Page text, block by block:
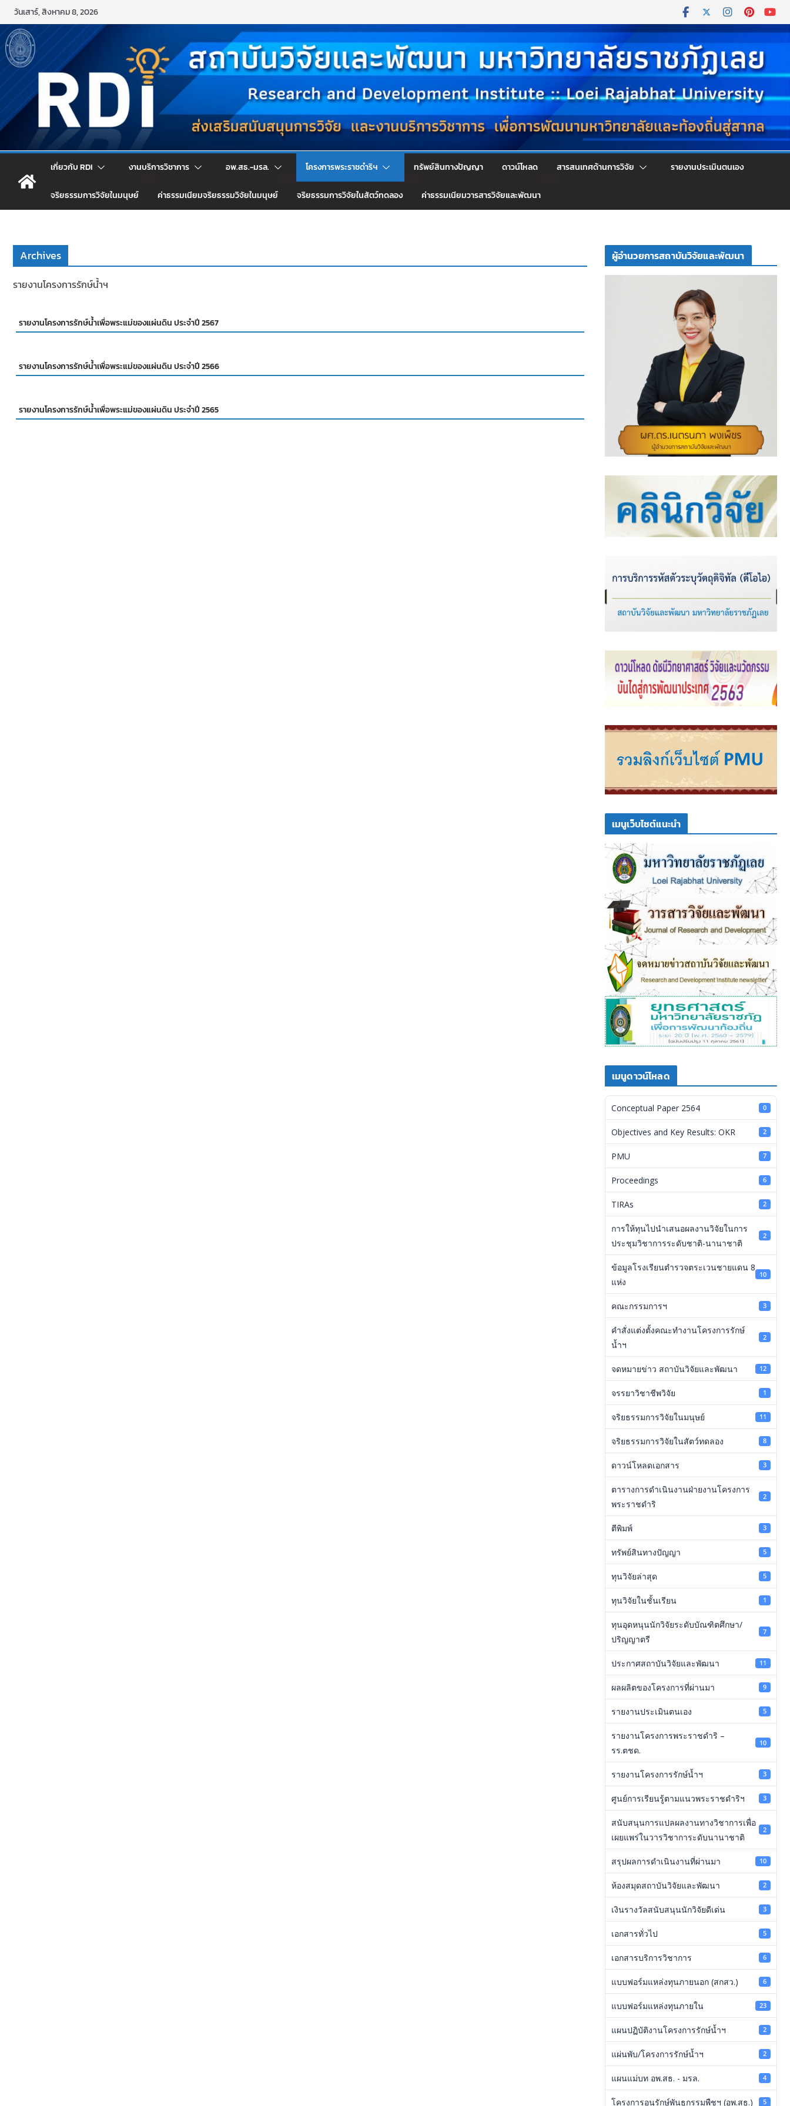
Skip
to
content
วันเสาร์, สิงหาคม 8, 2026
เกี่ยวกับ RDI งานบริการวิชาการ อพ.สธ.-มรล. โครงการพระราชดำริฯ ทรัพย์สินทางปัญญา ดาวน์โหลด สารสนเทศด้านการวิจัย รายงานประเมินตนเอง
จริยธรรมการวิจัยในมนุษย์ ค่าธรรมเนียมจริยธรรมวิจัยในมนุษย์ จริยธรรมการวิจัยในสัตว์ทดลอง ค่าธรรมเนียมวารสารวิจัยและพัฒนา
Archives
รายงานโครงการรักษ์น้ำฯ
รายงานโครงการรักษ์น้ำเพื่อพระแม่ของแผ่นดิน ประจำปี 2567
รายงานโครงการรักษ์น้ำเพื่อพระแม่ของแผ่นดิน ประจำปี 2566
รายงานโครงการรักษ์น้ำเพื่อพระแม่ของแผ่นดิน ประจำปี 2565
ผู้อำนวยการสถาบันวิจัยและพัฒนา
เมนูเว็บไซต์แนะนำ
เมนูดาวน์โหลด
Conceptual Paper 2564 0
Objectives and Key Results: OKR 2
PMU 7
Proceedings 6
TIRAs 2
การให้ทุนไปนำเสนอผลงานวิจัยในการ
ประชุมวิชาการระดับชาติ-นานาชาติ
2
ข้อมูลโรงเรียนตำรวจตระเวนชายแดน 8
แห่ง
10
คณะกรรมการฯ 3
คำสั่งแต่งตั้งคณะทำงานโครงการรักษ์
น้ำฯ
2
จดหมายข่าว สถาบันวิจัยและพัฒนา 12
จรรยาวิชาชีพวิจัย 1
จริยธรรมการวิจัยในมนุษย์ 11
จริยธรรมการวิจัยในสัตว์ทดลอง 8
ดาวน์โหลดเอกสาร 3
ตารางการดำเนินงานฝ่ายงานโครงการ
พระราชดำริ
2
ตีพิมพ์ 3
ทรัพย์สินทางปัญญา 5
ทุนวิจัยล่าสุด 5
ทุนวิจัยในชั้นเรียน 1
ทุนอุดหนุนนักวิจัยระดับบัณฑิตศึกษา/
ปริญญาตรี
7
ประกาศสถาบันวิจัยและพัฒนา 11
ผลผลิตของโครงการที่ผ่านมา 9
รายงานประเมินตนเอง 5
รายงานโครงการพระราชดำริ –
รร.ตชด.
10
รายงานโครงการรักษ์น้ำฯ 3
ศูนย์การเรียนรู้ตามแนวพระราชดำริฯ 3
สนับสนุนการแปลผลงานทางวิชาการเพื่อ
เผยแพร่ในวารวิชาการะดับนานาชาติ
2
สรุปผลการดำเนินงานที่ผ่านมา 10
ห้องสมุดสถาบันวิจัยและพัฒนา 2
เงินรางวัลสนับสนุนนักวิจัยดีเด่น 3
เอกสารทั่วไป 5
เอกสารบริการวิชาการ 6
แบบฟอร์มแหล่งทุนภายนอก (สกสว.) 6
แบบฟอร์มแหล่งทุนภายใน 23
แผนปฏิบัติงานโครงการรักษ์น้ำฯ 2
แผ่นพับ/โครงการรักษ์น้ำฯ 2
แผนแม่บท อพ.สธ. - มรล. 4
โครงการอนุรักษ์พันธุกรรมพืชฯ (อพ.สธ.) 5